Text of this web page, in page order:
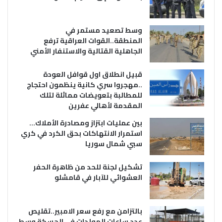
وسط تصعيد مستمر في
المنطقة..القوات العراقية ترفع
الجاهلية القتالية والاستنفار الأمني
قبيل انطلاق اول قوافل العودة
..مهجروا سري كانية ينظمون احتجاج
للمطالبة بتعويضات مماثلة لتلك
المقدمة لأهالي عفرين
بين عمليات ابتزاز ومصادرة الأملاك…
استمرار الانتهاكات بحق الكرد في كري
سبي شمال سوريا
تشكيل لجنة للحد من ظاهرة الحفر
العشوائي للآبار في قامشلو
بالتزامن مع رفع سعر الامبير..تقليص